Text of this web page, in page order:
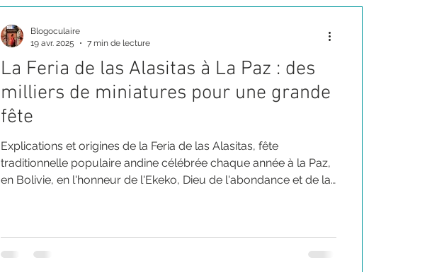
La Feria de las Alasitas à La Paz : des
milliers de miniatures pour une grande
fête
Explications et origines de la Feria de las Alasitas, fête
traditionnelle populaire andine célébrée chaque année à la Paz,
en Bolivie, en l'honneur de l'Ekeko, Dieu de l'abondance et de la
ancestraux. Patrimoine Culturel Immatériel de l'Humanité de
Blogoculaire
19 avr. 2025
7 min de lecture